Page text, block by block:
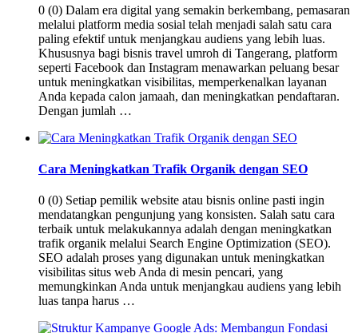
0 (0) Dalam era digital yang semakin berkembang, pemasaran
melalui platform media sosial telah menjadi salah satu cara
paling efektif untuk menjangkau audiens yang lebih luas.
Khususnya bagi bisnis travel umroh di Tangerang, platform
seperti Facebook dan Instagram menawarkan peluang besar
untuk meningkatkan visibilitas, memperkenalkan layanan
Anda kepada calon jamaah, dan meningkatkan pendaftaran.
Dengan jumlah …
Cara Meningkatkan Trafik Organik dengan SEO
0 (0) Setiap pemilik website atau bisnis online pasti ingin
mendatangkan pengunjung yang konsisten. Salah satu cara
terbaik untuk melakukannya adalah dengan meningkatkan
trafik organik melalui Search Engine Optimization (SEO).
SEO adalah proses yang digunakan untuk meningkatkan
visibilitas situs web Anda di mesin pencari, yang
memungkinkan Anda untuk menjangkau audiens yang lebih
luas tanpa harus …